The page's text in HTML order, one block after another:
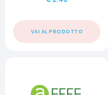
VAI AL PRODOTTO